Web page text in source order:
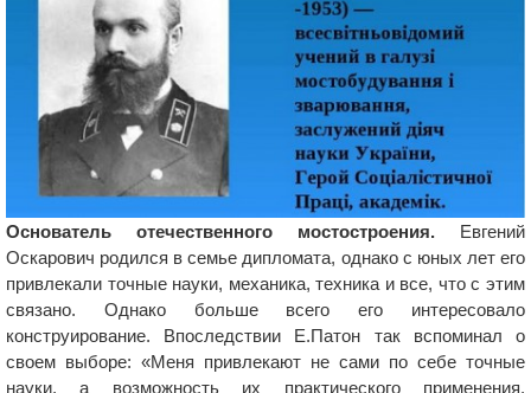
Основатель отечественного мостостроения. Евгений
Оскарович родился в семье дипломата, однако с юных лет его
привлекали точные науки, механика, техника и все, что с этим
связано. Однако больше всего его интересовало
конструирование. Впоследствии Е.Патон так вспоминал о
своем выборе: «Меня привлекают не сами по себе точные
науки, а возможность их практического применения.